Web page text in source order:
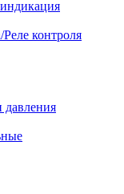
Реле контроля
давления